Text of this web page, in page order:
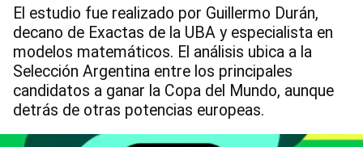
El estudio fue realizado por Guillermo Durán,
decano de Exactas de la UBA y especialista en
modelos matemáticos. El análisis ubica a la
Selección Argentina entre los principales
candidatos a ganar la Copa del Mundo, aunque
detrás de otras potencias europeas.